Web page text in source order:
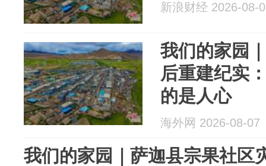
新浪财经 2026-08-
我们的家园
后重建纪实
的是人心
海外网 2026-08-07
我们的家园｜萨迦县宗果社区